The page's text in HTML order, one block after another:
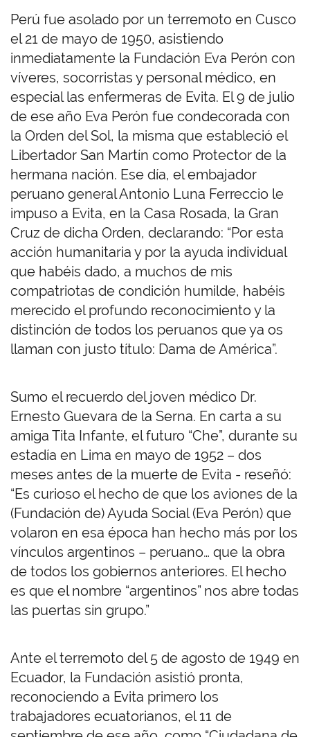
Perú fue asolado por un terremoto en Cusco
el 21 de mayo de 1950, asistiendo
inmediatamente la Fundación Eva Perón con
víveres, socorristas y personal médico, en
especial las enfermeras de Evita. El 9 de julio
de ese año Eva Perón fue condecorada con
la Orden del Sol, la misma que estableció el
Libertador San Martín como Protector de la
hermana nación. Ese día, el embajador
peruano general Antonio Luna Ferreccio le
impuso a Evita, en la Casa Rosada, la Gran
Cruz de dicha Orden, declarando: “Por esta
acción humanitaria y por la ayuda individual
que habéis dado, a muchos de mis
compatriotas de condición humilde, habéis
merecido el profundo reconocimiento y la
distinción de todos los peruanos que ya os
llaman con justo título: Dama de América”.
Sumo el recuerdo del joven médico Dr.
Ernesto Guevara de la Serna. En carta a su
amiga Tita Infante, el futuro “Che”, durante su
estadía en Lima en mayo de 1952 – dos
meses antes de la muerte de Evita - reseñó:
“Es curioso el hecho de que los aviones de la
(Fundación de) Ayuda Social (Eva Perón) que
volaron en esa época han hecho más por los
vínculos argentinos – peruano… que la obra
de todos los gobiernos anteriores. El hecho
es que el nombre “argentinos” nos abre todas
las puertas sin grupo.”
Ante el terremoto del 5 de agosto de 1949 en
Ecuador, la Fundación asistió pronta,
reconociendo a Evita primero los
trabajadores ecuatorianos, el 11 de